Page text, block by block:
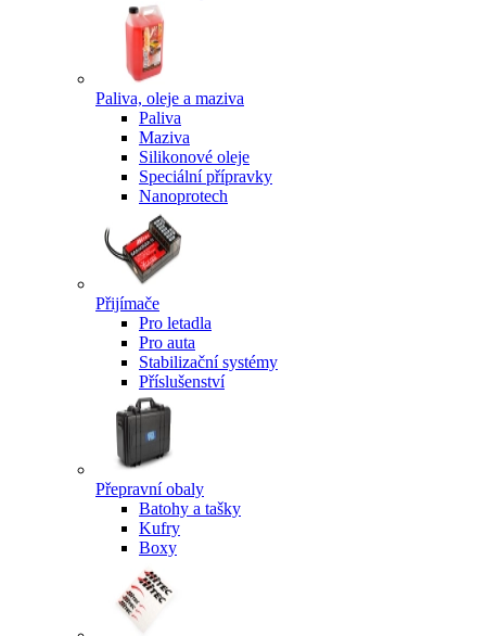
Paliva, oleje a maziva
Paliva
Maziva
Silikonové oleje
Speciální přípravky
Nanoprotech
Přijímače
Pro letadla
Pro auta
Stabilizační systémy
Příslušenství
Přepravní obaly
Batohy a tašky
Kufry
Boxy